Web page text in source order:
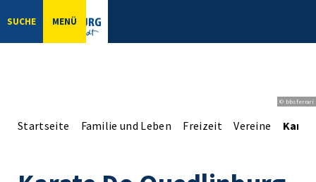
SUCHE MENÜ
© bbsferrari
Startseite Familie und Leben Freizeit Vereine